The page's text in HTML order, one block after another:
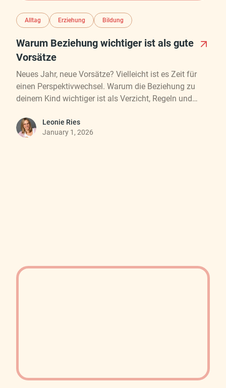
Alltag Erziehung Bildung
Warum Beziehung wichtiger ist als gute
Vorsätze
Neues Jahr, neue Vorsätze? Vielleicht ist es Zeit für
einen Perspektivwechsel. Warum die Beziehung zu
deinem Kind wichtiger ist als Verzicht, Regeln und
Leonie Ries
January 1, 2026